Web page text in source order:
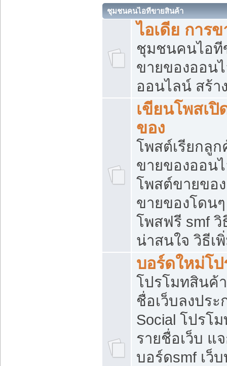
ชุมชนคนไอทีขายสินค้า
ไอเดีย การ
ชุมชนคนไอที
ขายของออน
ออนไลน์ สร้า
เขียนโพสเปิ
ของ
โพสต์เรียกลู
ขายของออน
โพสต์ขายขอ
ขายของโดน
โพสฟรี smf
น่าสนใจ วิธีเ
บอร์ดใหม่โ
โปรโมทสินค้
ชื่อเว็บลงปร
Social โปรโ
รายชื่อเว็บ แ
บอร์ดsmf เว็